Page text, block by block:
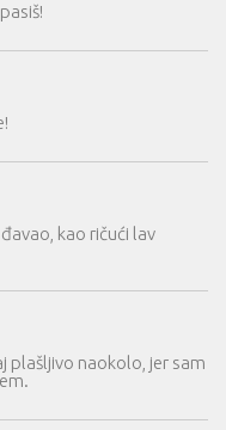
kao ričući lav
plašljivo naokolo, jer sam